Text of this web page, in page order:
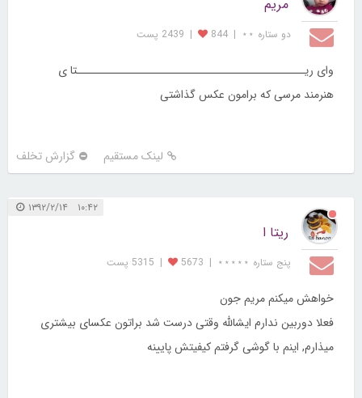
مریم
دو ستاره ⋆⋆ |
844
| 2439 پست
وای ریـــــــــــــــــــــــــــــــــــــــــــــــتا ی
هنرمند مرسی که برامون عکس گذاشتی
لینک مستقیم گزارش تخلف
۱۰:۴۲ ۱۳۹۲/۲/۱۴
ریتا ا
پنج ستاره ⋆⋆⋆⋆⋆ |
5673
| 5315 پست
خواهش میکنم مریم جون
فعلا دوربین ندارم ایشالله وقتی درست شد براتون عکسای بیشتری
میذارم, اینم با گوشی گرفتم کیفیتش پایینه